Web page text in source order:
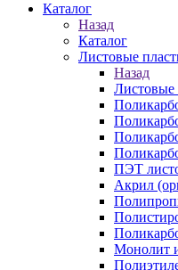
Каталог
Назад
Каталог
Листовые
Назад
Листовые
ПЭТ
Акрил
Монолит